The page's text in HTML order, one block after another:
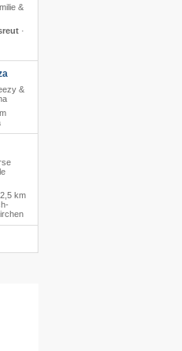
&
·
&
2,5 km